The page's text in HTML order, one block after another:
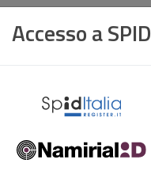
Accesso a SPID
Register
ID
Namirial
ID